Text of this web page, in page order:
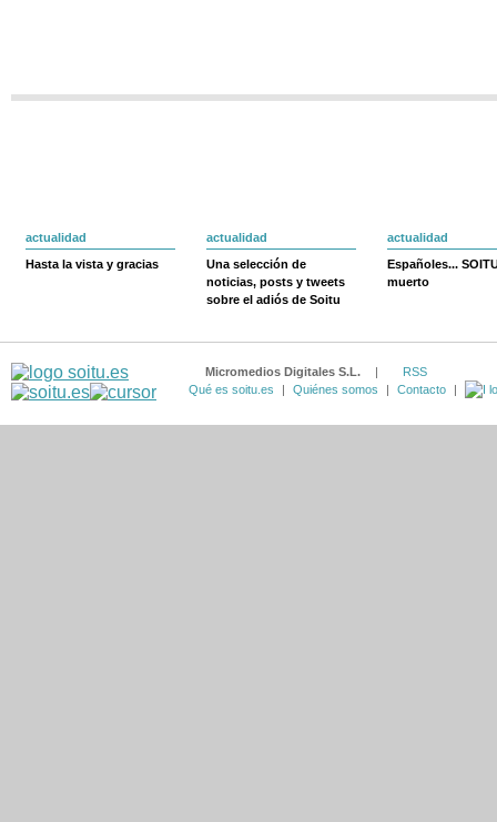
actualidad
Hasta la vista y gracias
actualidad
Una selección de
noticias, posts y tweets
sobre el adiós de Soitu
actualidad
Españoles...
muerto
Micromedios Digitales S.L. |
RSS
Qué es soitu.es
| Quiénes somos | Contacto |